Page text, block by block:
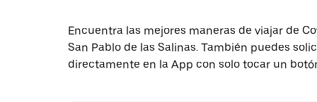
Encuentra las mejores maneras de viajar de
San Pablo de las Salinas. También puedes
directamente en la App con solo tocar un